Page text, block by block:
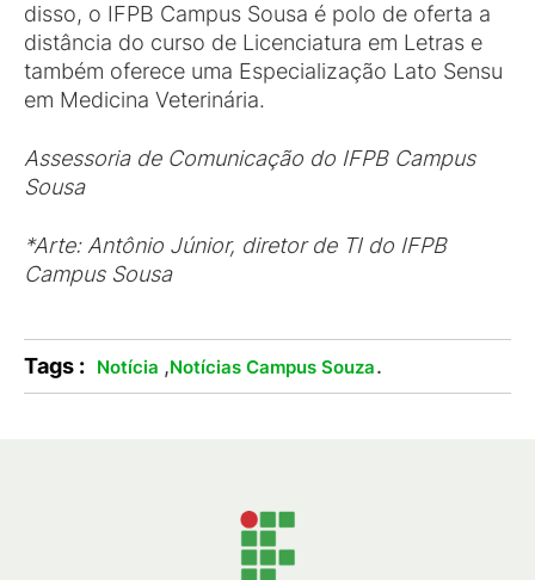
disso, o IFPB Campus Sousa é polo de oferta a
distância do curso de Licenciatura em Letras e
também oferece uma Especialização Lato Sensu
em Medicina Veterinária.
Assessoria de Comunicação do IFPB Campus
Sousa
*Arte: Antônio Júnior, diretor de TI do IFPB
Campus Sousa
Tags : Notícia ,Notícias Campus Souza.